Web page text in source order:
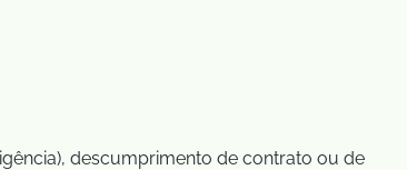
descumprimento de contrato ou de